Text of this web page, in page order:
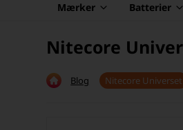
Mærker Batterier
Nitecore
Blog Nitecore Universet